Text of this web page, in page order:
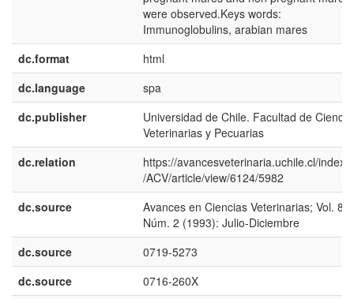
were observed.Keys words:
Immunoglobulins, arabian mares
dc.format
html
dc.language
spa
dc.publisher
Universidad de Chile. Facultad de
Veterinarias y Pecuarias
dc.relation
https://avancesveterinaria.uchile.cl/
/ACV/article/view/6124/5982
dc.source
Avances en Ciencias Veterinarias; Vol. 8
Núm. 2 (1993): Julio-Diciembre
dc.source
0719-5273
dc.source
0716-260X